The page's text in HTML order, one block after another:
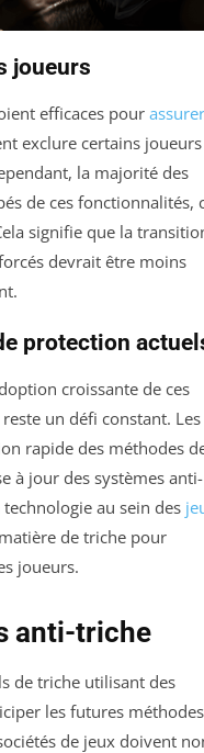
joueurs
efficaces pour assurer
exclure certains joueurs
la majorité des
de ces fonctionnalités,
signifie que la
devrait être moins
protection
croissante de ces
un défi constant. Les
rapide des méthodes
à jour des systèmes anti-
au sein des
de triche pour
joueurs.
anti-triche
de triche utilisant des
les futures méthodes
de jeux doivent